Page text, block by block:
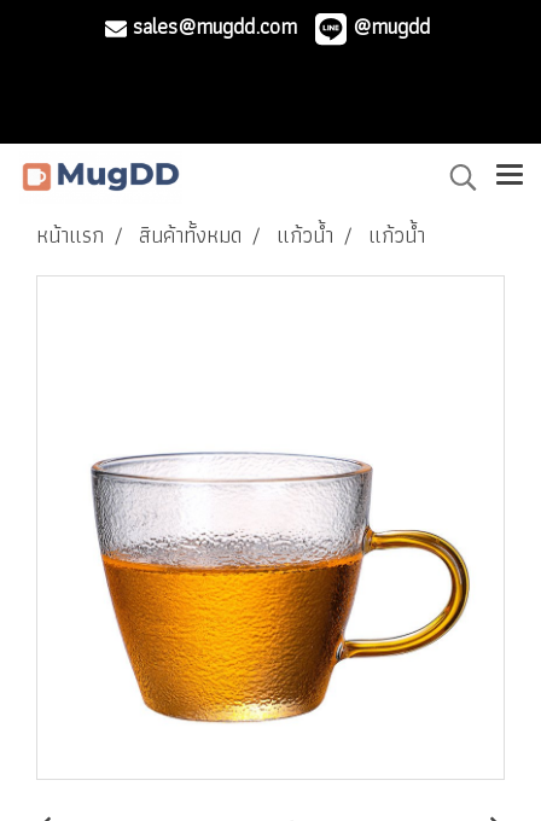
sales@mugdd.com @mugdd
หน้าแรก สินค้าทั้งหมด แก้วน้ำ แก้วน้ำ